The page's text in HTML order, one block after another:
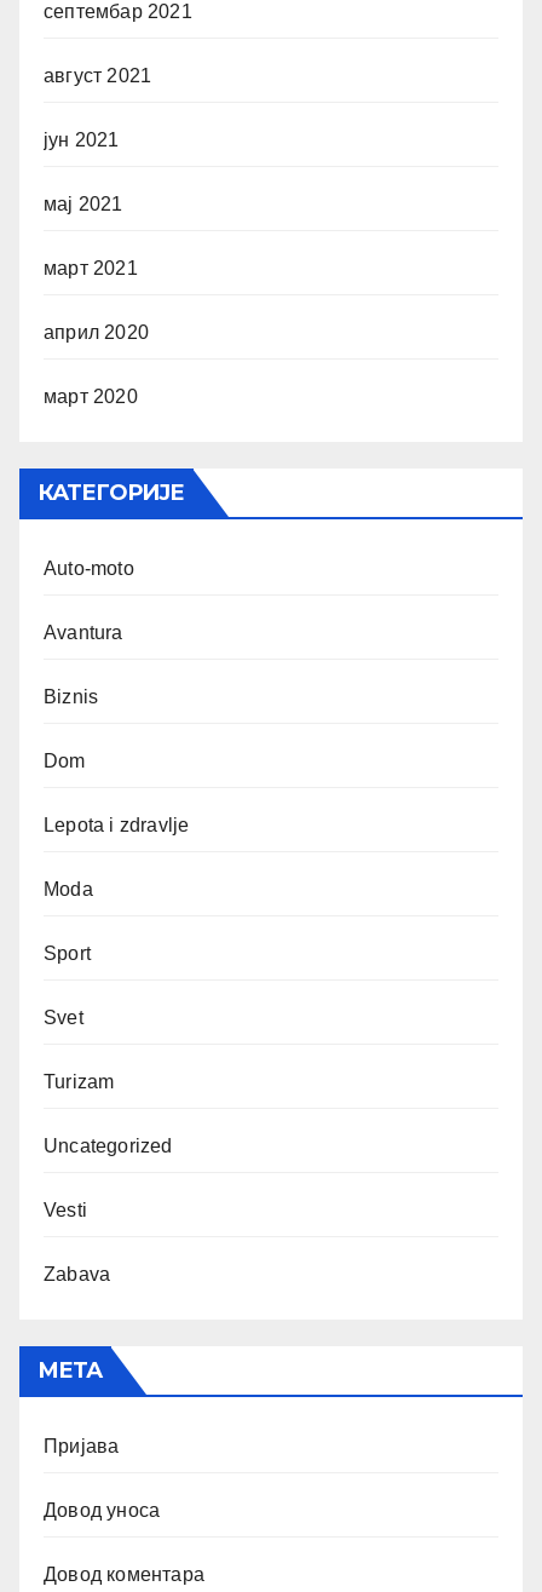
септембар 2021
август 2021
јун 2021
мај 2021
март 2021
април 2020
март 2020
КАТЕГОРИЈЕ
Auto-moto
Avantura
Biznis
Dom
Lepota i zdravlje
Moda
Sport
Svet
Turizam
Uncategorized
Vesti
Zabava
МЕТА
Пријава
Довод уноса
Довод коментара